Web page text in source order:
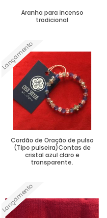
Aranha para incenso
tradicional
Lançamento
Cordão de Oração de pulso
(Tipo pulseira)Contas de
cristal azul claro e
transparente.
Lançamento